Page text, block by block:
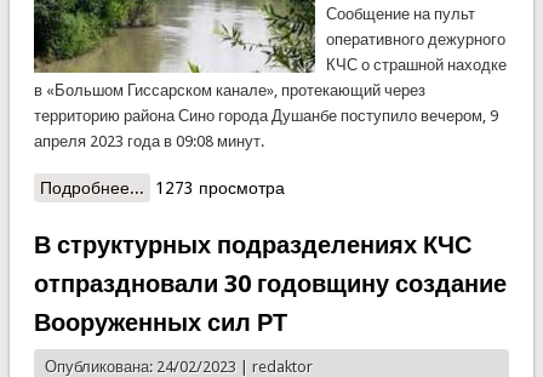
Сообщение на пульт
оперативного дежурного
КЧС о страшной находке
в «Большом Гиссарском канале», протекающий через
территорию района Сино города Душанбе поступило вечером, 9
апреля 2023 года в 09:08 минут.
Подробнее... о Дежурная часть КЧС сообщает…
1273 просмотра
В структурных подразделениях КЧС
отпраздновали 30 годовщину создание
Вооруженных сил РТ
Опубликована: 24/02/2023 | redaktor